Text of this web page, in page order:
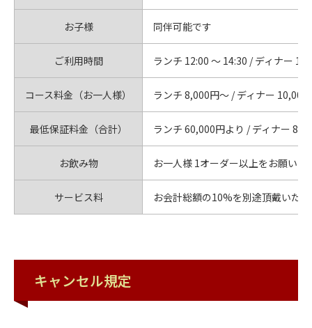
お子様 同伴可能です
ご利用時間 ランチ 12:00 〜 14:30 / ディナー
コース料金（お一人様） ランチ 8,000円〜 / ディナー 10,000
最低保証料金（合計） ランチ 60,000円より / ディナー
お飲み物 お一人様 1オーダー以上をお願いし
サービス料 お会計総額の10%を別途頂戴いた
キャンセル規定